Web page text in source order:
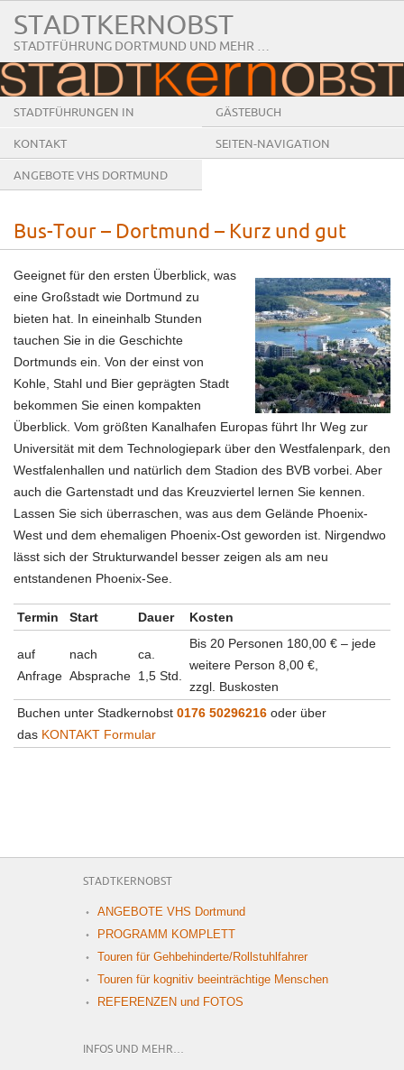
STADTKERNOBST
STADTFÜHRUNG DORTMUND UND MEHR …
STADTFÜHRUNGEN IN
DORTMUND
GÄSTEBUCH
KONTAKT SEITEN-NAVIGATION
ANGEBOTE VHS DORTMUND
Bus-Tour – Dortmund – Kurz und gut
Geeignet für den ersten Überblick, was
eine Großstadt wie Dortmund zu
bieten hat. In eineinhalb Stunden
tauchen Sie in die Geschichte
Dortmunds ein. Von der einst von
Kohle, Stahl und Bier geprägten Stadt
bekommen Sie einen kompakten
Überblick. Vom größten Kanalhafen Europas führt Ihr Weg zur
Universität mit dem Technologiepark über den Westfalenpark, den
Westfalenhallen und natürlich dem Stadion des BVB vorbei. Aber
auch die Gartenstadt und das Kreuzviertel lernen Sie kennen.
Lassen Sie sich überraschen, was aus dem Gelände Phoenix-
West und dem ehemaligen Phoenix-Ost geworden ist. Nirgendwo
lässt sich der Strukturwandel besser zeigen als am neu
entstandenen Phoenix-See.
Termin Start Dauer Kosten
auf
Anfrage
nach
Absprache
ca.
1,5 Std.
Bis 20 Personen 180,00 € – jede
weitere Person 8,00 €,
zzgl. Buskosten
Buchen unter Stadkernobst 0176 50296216 oder über
das KONTAKT Formular
STADTKERNOBST
ANGEBOTE VHS Dortmund
PROGRAMM KOMPLETT
Touren für Gehbehinderte/Rollstuhlfahrer
Touren für kognitiv beeinträchtige Menschen
REFERENZEN und FOTOS
INFOS UND MEHR…